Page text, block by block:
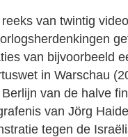
van twintig
van bijvoorbeeld
in Warschau
van de halve
van Jörg
tegen de